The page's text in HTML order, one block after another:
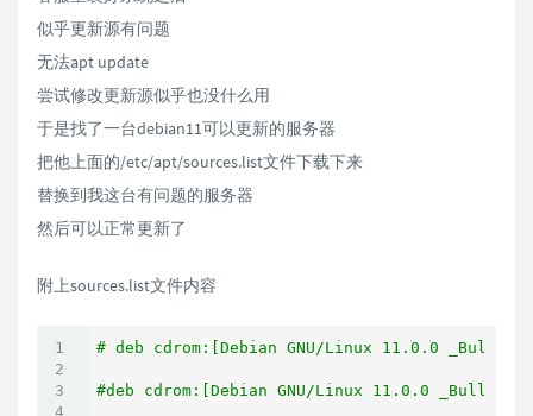
似乎更新源有问题
无法apt update
尝试修改更新源似乎也没什么用
于是找了一台debian11可以更新的服务器
把他上面的/etc/apt/sources.list文件下载下来
替换到我这台有问题的服务器
然后可以正常更新了
附上sources.list文件内容
# deb cdrom:[Debian GNU/Linux 11.0.0
#deb cdrom:[Debian GNU/Linux 11.0.0